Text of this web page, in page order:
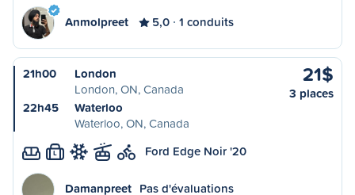
Anmolpreet 5,0 1 conduits
21h00
London
London, ON, Canada
22h45
Waterloo
Waterloo, ON, Canada
21$
3 places
L Ford Edge Noir '20
Damanpreet Pas d'évaluations